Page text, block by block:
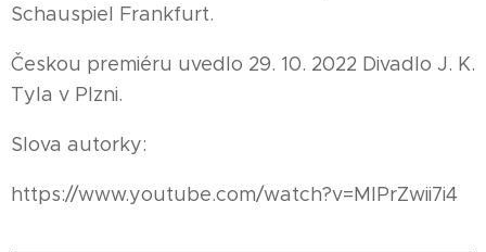
Schauspiel Frankfurt.
Českou premiéru uvedlo 29. 10. 2022 Divadlo J. K.
Tyla v Plzni.
Slova autorky:
https://www.youtube.com/watch?v=MlPrZwii7i4